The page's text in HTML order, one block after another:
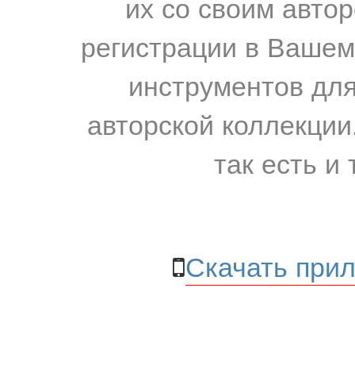
регистрации в
инструментов
авторской
так есть и
Скачать